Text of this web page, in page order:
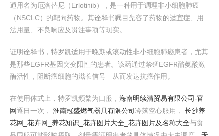
通用名为厄洛替尼（Erlotinib），是一种用于调理非小细胞肺癌
（NSCLC）的靶向药物。其诠释书瞩目先容了药物的适宜症、用
法用量、不良响应及贯注事项等现实。
证明诠释书，特罗凯适用于晚期或滚动性非小细胞肺癌患者，尤其
是那些EGFR基因突变阳性的患者。该药通过禁锢EGFR酪氨酸激
酶活性，阻断癌细胞的滋长信号，从而发达抗癌作用。
在使用体式上，特罗凯频繁为口服， 海南明续清贸易有限公司-官
网逐日一次， 淮南冠盛燃气器具有限公司冷落空心服用， 长沙养
花网_花卉网_养花知识_花卉图片大全_花卉图片及名称大全与食